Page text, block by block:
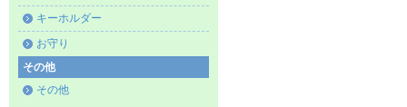
キーホルダー
お守り
その他
その他